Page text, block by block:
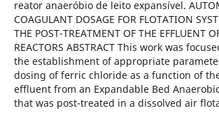
reator anaeróbio de leito expansível.
COAGULANT DOSAGE FOR FLOTATION
THE POST-TREATMENT OF THE EFFLUENT
REACTORS ABSTRACT This work was
the establishment of appropriate
dosing of ferric chloride as a function of
effluent from an Expandable Bed Anaerobic
that was post-treated in a dissolved air